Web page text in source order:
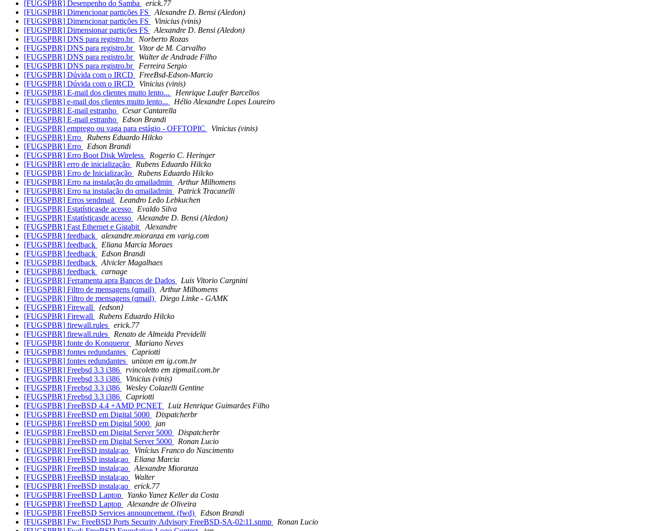
[FUGSPBR] Desenpenho do Samba
erick.77
[FUGSPBR] Dimencionar partições FS
Alexandre D. Bensi (Aledon)
[FUGSPBR] Dimencionar partições FS
Vinicius (vinis)
[FUGSPBR] Dimensionar partições FS
Alexandre D. Bensi (Aledon)
[FUGSPBR] DNS para registro.br
Norberto Rozas
[FUGSPBR] DNS para registro.br
Vitor de M. Carvalho
[FUGSPBR] DNS para registro.br
Walter de Andrade Filho
[FUGSPBR] DNS para registro.br
Ferreira Sergio
[FUGSPBR] Dúvida com o IRCD
FreeBsd-Edson-Marcio
[FUGSPBR] Dúvida com o IRCD
Vinicius (vinis)
[FUGSPBR] E-mail dos clientes muito lento...
Henrique Laufer Barcellos
[FUGSPBR] e-mail dos clientes muito lento...
Hélio Alexandre Lopes Loureiro
[FUGSPBR] E-mail estranho
Cesar Cantarella
[FUGSPBR] E-mail estranho
Edson Brandi
[FUGSPBR] emprego ou vaga para estágio - OFFTOPIC
Vinicius (vinis)
[FUGSPBR] Erro
Rubens Eduardo Hilcko
[FUGSPBR] Erro
Edson Brandi
[FUGSPBR] Erro Boot Disk Wireless
Rogerio C. Heringer
[FUGSPBR] erro de inicialização
Rubens Eduardo Hilcko
[FUGSPBR] Erro de Inicialização
Rubens Eduardo Hilcko
[FUGSPBR] Erro na instalação do qmailadmin
Arthur Milhomens
[FUGSPBR] Erro na instalação do qmailadmin
Patrick Tracanelli
[FUGSPBR] Erros sendmail
Leandro Leão Lebkuchen
[FUGSPBR] Estatísticasde acesso
Evaldo Silva
[FUGSPBR] Estatísticasde acesso
Alexandre D. Bensi (Aledon)
[FUGSPBR] Fast Ethernet e Gigabit
Alexandre
[FUGSPBR] feedback
alexandre.mioranza em varig.com
[FUGSPBR] feedback
Eliana Marcia Moraes
[FUGSPBR] feedback
Edson Brandi
[FUGSPBR] feedback
Alvicler Magalhaes
[FUGSPBR] feedback
carnage
[FUGSPBR] Ferramenta apra Bancos de Dados
Luis Vitorio Cargnini
[FUGSPBR] Filtro de mensagens (qmail)
Arthur Milhomens
[FUGSPBR] Filtro de mensagens (qmail)
Diego Linke - GAMK
[FUGSPBR] Firewall
{edson}
[FUGSPBR] Firewall
Rubens Eduardo Hilcko
[FUGSPBR] firewall.rules
erick.77
[FUGSPBR] firewall.rules
Renato de Almeida Previdelli
[FUGSPBR] fonte do Konqueror
Mariano Neves
[FUGSPBR] fontes redundantes
Capriotti
[FUGSPBR] fontes redundantes
unixon em ig.com.br
[FUGSPBR] Freebsd 3.3 i386
rvincoletto em zipmail.com.br
[FUGSPBR] Freebsd 3.3 i386
Vinicius (vinis)
[FUGSPBR] Freebsd 3.3 i386
Wesley Colazelli Gentine
[FUGSPBR] Freebsd 3.3 i386
Capriotti
[FUGSPBR] FreeBSD 4.4 +AMD PCNET
Luiz Henrique Guimarães Filho
[FUGSPBR] FreeBSD em Digital 5000
Dispatcherbr
[FUGSPBR] FreeBSD em Digital 5000
jan
[FUGSPBR] FreeBSD em Digital Server 5000
Dispatcherbr
[FUGSPBR] FreeBSD em Digital Server 5000
Ronan Lucio
[FUGSPBR] FreeBSD instala;ao
Vinícius Franco do Nascimento
[FUGSPBR] FreeBSD instala;ao
Eliana Marcia
[FUGSPBR] FreeBSD instala;ao
Alexandre Mioranza
[FUGSPBR] FreeBSD instala;ao
Walter
[FUGSPBR] FreeBSD instala;ao
erick.77
[FUGSPBR] FreeBSD Laptop
Yanko Yanez Keller da Costa
[FUGSPBR] FreeBSD Laptop
Alexandre de Oliveira
[FUGSPBR] FreeBSD Services announcement. (fwd)
Edson Brandi
[FUGSPBR] Fw: FreeBSD Ports Security Advisory FreeBSD-SA-02:11.snmp
Ronan Lucio